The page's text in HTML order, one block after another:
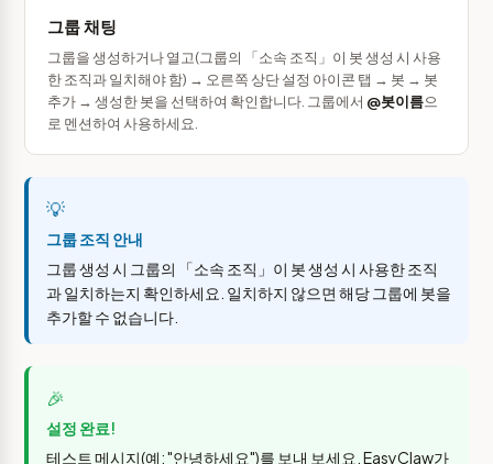
그룹 채팅
그룹을 생성하거나 열고(그룹의 「소속 조직」이 봇 생성 시 사용
한 조직과 일치해야 함) → 오른쪽 상단 설정 아이콘 탭 → 봇 → 봇
추가 → 생성한 봇을 선택하여 확인합니다. 그룹에서 @봇이름으
로 멘션하여 사용하세요.
💡
그룹 조직 안내
그룹 생성 시 그룹의 「소속 조직」이 봇 생성 시 사용한 조직
과 일치하는지 확인하세요. 일치하지 않으면 해당 그룹에 봇을
추가할 수 없습니다.
🎉
설정 완료!
테스트 메시지(예: "안녕하세요")를 보내 보세요. EasyClaw가